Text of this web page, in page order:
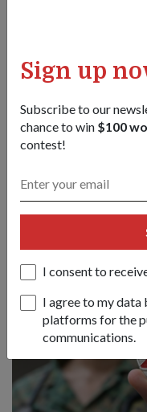
Sign up
Subscribe to our
chance to win $100
contest!
I consent to
I agree to my
platforms for the
communications.
他说，"一旦我完成了
田径训练，一边兼顾
他十分感激第一突击
起服役同事们的团队
在今年 6 月下旬完成
国大医院工作。他还
2023年东运会和下一